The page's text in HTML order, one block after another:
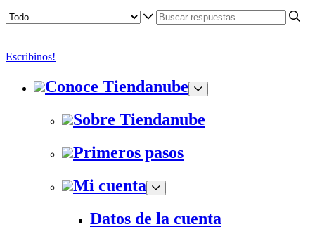
Escribinos!
Conoce Tiendanube
Sobre Tiendanube
Primeros pasos
Mi cuenta
Datos de la cuenta